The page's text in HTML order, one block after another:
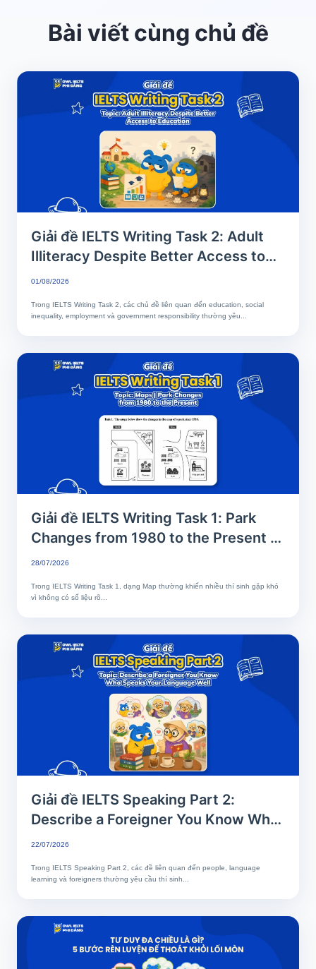
Bài viết cùng chủ đề
Giải đề IELTS Writing Task 2: Adult
Illiteracy Despite Better Access to
Education | Phân tích chi tiết & Bài
01/08/2026
Trong IELTS Writing Task 2, các chủ đề liên quan đến education, social
inequality, employment và government responsibility thường yêu...
Giải đề IELTS Writing Task 1: Park
Changes from 1980 to the Present |
Phân tích chi tiết & Bài mẫu band 8+
28/07/2026
Trong IELTS Writing Task 1, dạng Map thường khiến nhiều thí sinh gặp khó
vì không có số liệu rõ...
Giải đề IELTS Speaking Part 2:
Describe a Foreigner You Know Who
Speaks Your Language Well
22/07/2026
Trong IELTS Speaking Part 2, các đề liên quan đến people, language
learning và foreigners thường yêu cầu thí sinh...